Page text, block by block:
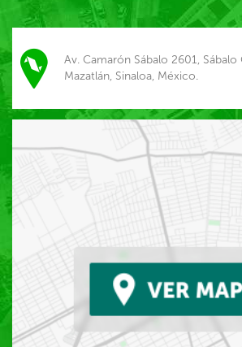
Av. Camarón Sábalo 2601,
Mazatlán, Sinaloa, México.